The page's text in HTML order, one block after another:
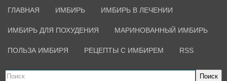
ГЛАВНАЯ ИМБИРЬ ИМБИРЬ В ЛЕЧЕНИИ
ИМБИРЬ ДЛЯ ПОХУДЕНИЯ МАРИНОВАННЫЙ ИМБИРЬ
ПОЛЬЗА ИМБИРЯ РЕЦЕПТЫ С ИМБИРЕМ RSS
Поиск